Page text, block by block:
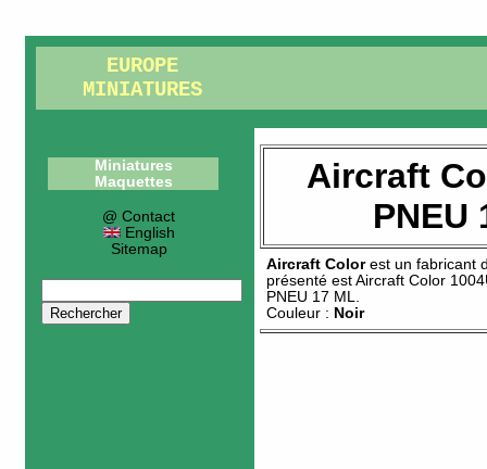
EUROPE
MINIATURES
Miniatures
Maquettes
@ Contact
English
Sitemap
Aircraft
PNEU
Aircraft Colorest un fabricant
présenté estAircraft Color
PNEU 17 ML
Couleur : Noir